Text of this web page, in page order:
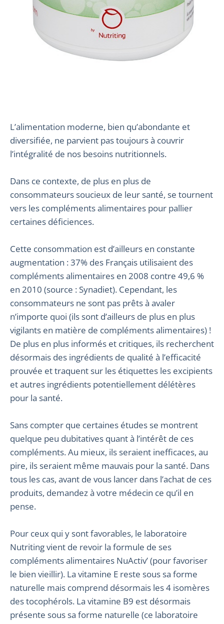
L’alimentation moderne, bien qu’abondante et
diversifiée, ne parvient pas toujours à couvrir
l’intégralité de nos besoins nutritionnels.
Dans ce contexte, de plus en plus de
consommateurs soucieux de leur santé, se tournent
vers les compléments alimentaires pour pallier
certaines déficiences.
Cette consommation est d’ailleurs en constante
augmentation : 37% des Français utilisaient des
compléments alimentaires en 2008 contre 49,6 %
en 2010 (source : Synadiet). Cependant, les
consommateurs ne sont pas prêts à avaler
n’importe quoi (ils sont d’ailleurs de plus en plus
vigilants en matière de compléments alimentaires) !
De plus en plus informés et critiques, ils recherchent
désormais des ingrédients de qualité à l’efficacité
prouvée et traquent sur les étiquettes les excipients
et autres ingrédients potentiellement délétères
pour la santé.
Sans compter que certaines études se montrent
quelque peu dubitatives quant à l’intérêt de ces
compléments. Au mieux, ils seraient inefficaces, au
pire, ils seraient même mauvais pour la santé. Dans
tous les cas, avant de vous lancer dans l’achat de ces
produits, demandez à votre médecin ce qu’il en
pense.
Pour ceux qui y sont favorables, le laboratoire
Nutriting vient de revoir la formule de ses
compléments alimentaires NuActiv’ (pour favoriser
le bien vieillir). La vitamine E reste sous sa forme
naturelle mais comprend désormais les 4 isomères
des tocophérols. La vitamine B9 est désormais
présente sous sa forme naturelle (ce laboratoire